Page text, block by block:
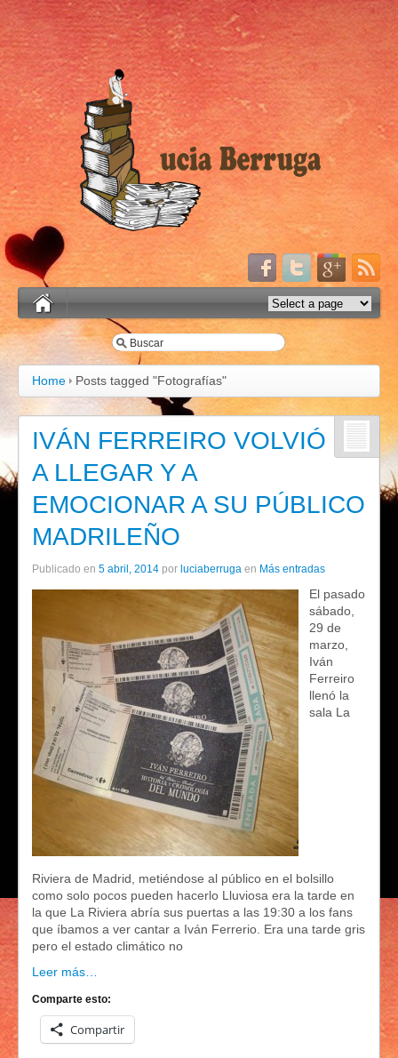
Home Posts tagged "Fotografías"
IVÁN FERREIRO VOLVIÓ
A LLEGAR Y A
EMOCIONAR A SU PÚBLICO
MADRILEÑO
Publicado en 5 abril, 2014 por luciaberruga en Más entradas
El pasado
sábado,
29 de
marzo,
Iván
Ferreiro
llenó la
sala La
Riviera de Madrid, metiéndose al público en el bolsillo
como solo pocos pueden hacerlo Lluviosa era la tarde en
la que La Riviera abría sus puertas a las 19:30 a los fans
que íbamos a ver cantar a Iván Ferrerio. Era una tarde gris
pero el estado climático no
Leer más…
Comparte esto:
Compartir